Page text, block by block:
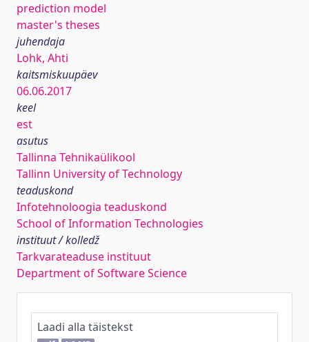
prediction model
master's theses
juhendaja
Lohk, Ahti
kaitsmiskuupäev
06.06.2017
keel
est
asutus
Tallinna Tehnikaülikool
Tallinn University of Technology
teaduskond
Infotehnoloogia teaduskond
School of Information Technologies
instituut / kolledž
Tarkvarateaduse instituut
Department of Software Science
Laadi alla täistekst